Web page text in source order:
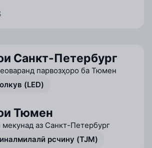
Санкт-Петербург
парвозҳоро ба Тюмен
(LED)
Тюмен
мекунад аз Санкт-Петербург
рсчину (TJM)